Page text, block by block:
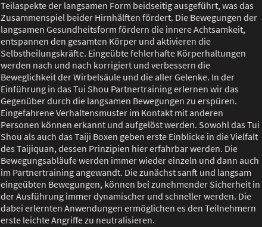
Teilaspekte der langsamen Form beidseitig ausgeführt, was das
Zusammenspiel beider Hirnhälften fördert. Die Bewegungen der
langsamen Gesundheitsform fördern die innere Achtsamkeit,
entspannen den gesamten Körper und aktivieren die
Selbstheilungskräfte. Eingeübte fehlerhafte Körperhaltungen
werden nach und nach korrigiert und verbessern die
Beweglichkeit der Wirbelsäule und die aller Gelenke. In der
Einführung in das Tui Shou Partnertraining erlernen wir das
Gegenüber durch die langsamen Bewegungen zu erspüren.
Eingefahrene Verhaltensmuster im Kontakt mit anderen
Personen können erkannt und aufgelöst werden. Sowohl das Tui
Shou als auch das Taiji Boxen geben erste Einblicke in die Vielfalt
des Taijiquan, dessen Prinzipien hier erfahrbar werden. Die
Bewegungsabläufe werden immer wieder einzeln und dann auch
im Partnertraining angewandt. Die zunächst sanft und langsam
eingeübten Bewegungen, können bei zunehmender Sicherheit in
der Ausführung immer dynamischer und schneller werden. Die
dabei erlernten Anwendungen ermöglichen es den Teilnehmern
erste leichte Angriffe zu neutralisieren.